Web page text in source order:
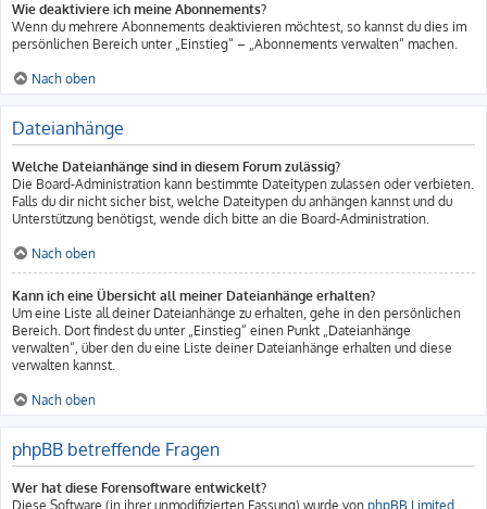
Wie deaktiviere ich meine Abonnements?
Wenn du mehrere Abonnements deaktivieren möchtest, so kannst du dies im
persönlichen Bereich unter „Einstieg“ – „Abonnements verwalten“ machen.
Nach oben
Dateianhänge
Welche Dateianhänge sind in diesem Forum zulässig?
Die Board-Administration kann bestimmte Dateitypen zulassen oder verbieten.
Falls du dir nicht sicher bist, welche Dateitypen du anhängen kannst und du
Unterstützung benötigst, wende dich bitte an die Board-Administration.
Nach oben
Kann ich eine Übersicht all meiner Dateianhänge erhalten?
Um eine Liste all deiner Dateianhänge zu erhalten, gehe in den persönlichen
Bereich. Dort findest du unter „Einstieg“ einen Punkt „Dateianhänge
verwalten“, über den du eine Liste deiner Dateianhänge erhalten und diese
verwalten kannst.
Nach oben
phpBB betreffende Fragen
Wer hat diese Forensoftware entwickelt?
Diese Software (in ihrer unmodifizierten Fassung) wurde von phpBB Limited